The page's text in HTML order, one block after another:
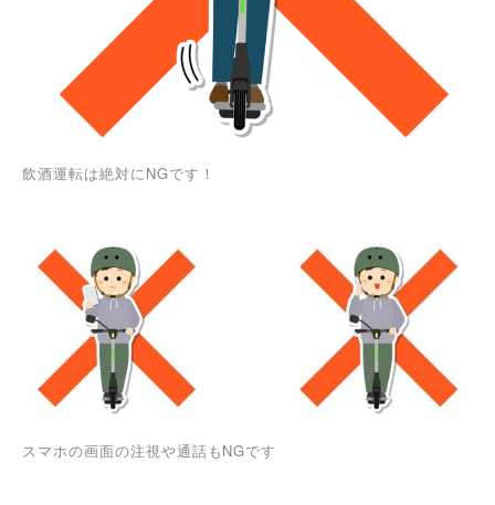
飲酒運転は絶対にNGです！
スマホの画面の注視や通話もNGです